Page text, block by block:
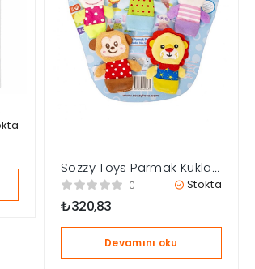
Sozzy Toys Parmak Kukla
Oyuncakları – SZY164
0 Stokta
₺320,83
Devamını oku